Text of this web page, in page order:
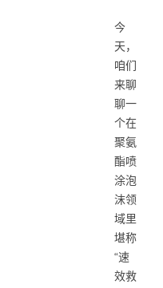
今
天，
咱们
来聊
聊一
个在
聚氨
酯喷
涂泡
沫领
域里
堪称
“速
效救